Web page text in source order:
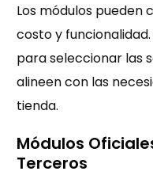
Los módulos pueden
costo y
para seleccionar las
alineen con las
tienda.
Módulos
Terceros